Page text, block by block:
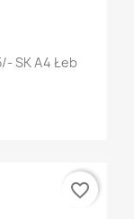
SK A4 Łeb
favorite_border